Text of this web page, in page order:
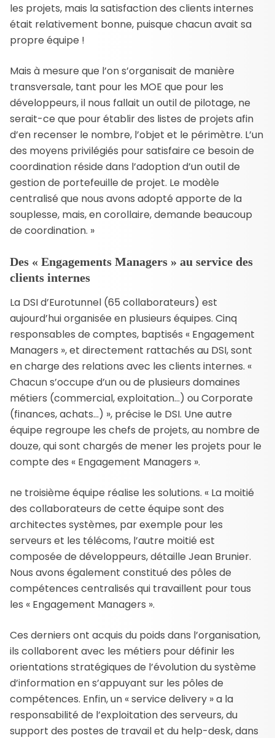
les projets, mais la satisfaction des clients internes
était relativement bonne, puisque chacun avait sa
propre équipe !
Mais à mesure que l’on s’organisait de manière
transversale, tant pour les MOE que pour les
développeurs, il nous fallait un outil de pilotage, ne
serait-ce que pour établir des listes de projets afin
d’en recenser le nombre, l’objet et le périmètre. L’un
des moyens privilégiés pour satisfaire ce besoin de
coordination réside dans l’adoption d’un outil de
gestion de portefeuille de projet. Le modèle
centralisé que nous avons adopté apporte de la
souplesse, mais, en corollaire, demande beaucoup
de coordination. »
Des « Engagements Managers » au service des
clients internes
La DSI d’Eurotunnel (65 collaborateurs) est
aujourd’hui organisée en plusieurs équipes. Cinq
responsables de comptes, baptisés « Engagement
Managers », et directement rattachés au DSI, sont
en charge des relations avec les clients internes. «
Chacun s’occupe d’un ou de plusieurs domaines
métiers (commercial, exploitation…) ou Corporate
(finances, achats…) », précise le DSI. Une autre
équipe regroupe les chefs de projets, au nombre de
douze, qui sont chargés de mener les projets pour le
compte des « Engagement Managers ».
ne troisième équipe réalise les solutions. « La moitié
des collaborateurs de cette équipe sont des
architectes systèmes, par exemple pour les
serveurs et les télécoms, l’autre moitié est
composée de développeurs, détaille Jean Brunier.
Nous avons également constitué des pôles de
compétences centralisés qui travaillent pour tous
les « Engagement Managers ».
Ces derniers ont acquis du poids dans l’organisation,
ils collaborent avec les métiers pour définir les
orientations stratégiques de l’évolution du système
d’information en s’appuyant sur les pôles de
compétences. Enfin, un « service delivery » a la
responsabilité de l’exploitation des serveurs, du
support des postes de travail et du help-desk, dans